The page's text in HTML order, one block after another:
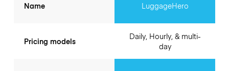
Name
Pricing models
LuggageHero
Daily, Hourly, & multi-
day